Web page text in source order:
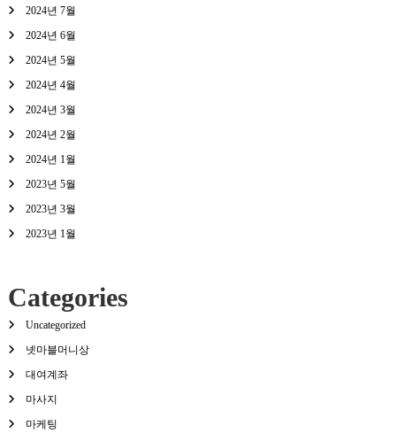
2024년 7월
2024년 6월
2024년 5월
2024년 4월
2024년 3월
2024년 2월
2024년 1월
2023년 5월
2023년 3월
2023년 1월
Categories
Uncategorized
넷마블머니상
대여계좌
마사지
마케팅